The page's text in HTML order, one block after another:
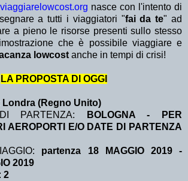
viaggiarelowcost.org nasce con l'intento di
a tutti i viaggiatori "fai da te" ad
a pieno le risorse presenti sullo stesso
che è possibile viaggiare e
lowcost anche in tempi di crisi!
LA PROPOSTA DI OGGI
Londra (Regno Unito)
PARTENZA:
BOLOGNA - PER
AEROPORTI E/O DATE DI PARTENZA
partenza 18 MAGGIO 2019-
2019
2